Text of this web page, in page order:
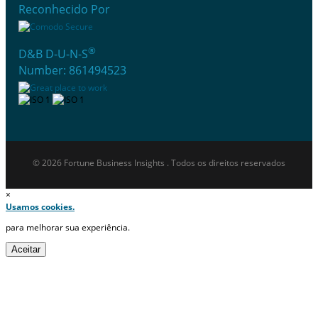
Reconhecido Por
D&B D-U-N-S®
Number: 861494523
© 2026 Fortune Business Insights . Todos os direitos reservados
×
Usamos cookies.
para melhorar sua experiência.
Aceitar